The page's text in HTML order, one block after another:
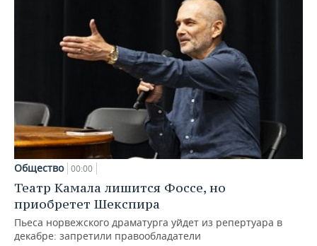
Общество 00:00
Театр Камала лишится Фоссе, но
приобретет Шекспира
Пьеса норвежского драматурга уйдет из репертуара в
декабре: запретили правообладатели